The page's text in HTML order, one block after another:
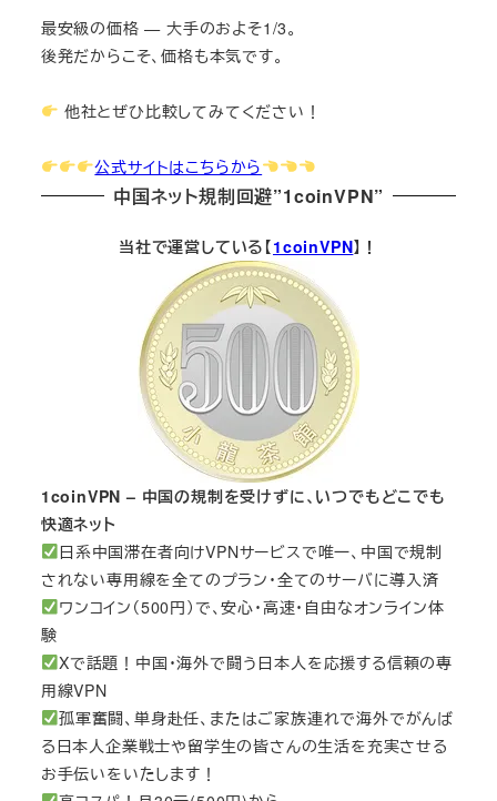
最安級の価格 — 大手のおよそ1/3。
後発だからこそ、価格も本気です。
他社とぜひ比較してみてください！
公式サイトはこちらから
中国ネット規制回避”1coinVPN”
当社で運営している【1coinVPN】！
1coinVPN – 中国の規制を受けずに、いつでもどこでも
快適ネット
日系中国滞在者向けVPNサービスで唯一、中国で規制
されない専用線を全てのプラン・全てのサーバに導入済
ワンコイン（500円）で、安心・高速・自由なオンライン体
験
Xで話題！中国・海外で闘う日本人を応援する信頼の専
用線VPN
孤軍奮闘、単身赴任、またはご家族連れで海外でがんば
る日本人企業戦士や留学生の皆さんの生活を充実させる
お手伝いをいたします！